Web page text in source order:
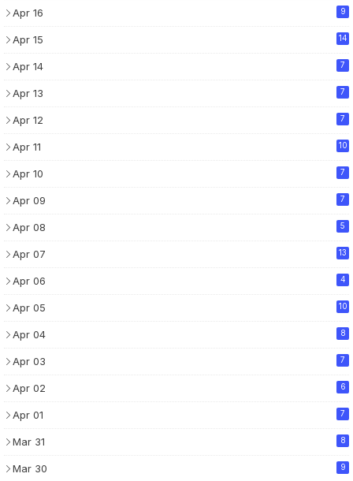
Apr 16 9
Apr 15 14
Apr 14 7
Apr 13 7
Apr 12 7
Apr 11 10
Apr 10 7
Apr 09 7
Apr 08 5
Apr 07 13
Apr 06 4
Apr 05 10
Apr 04 8
Apr 03 7
Apr 02 6
Apr 01 7
Mar 31 8
Mar 30 9